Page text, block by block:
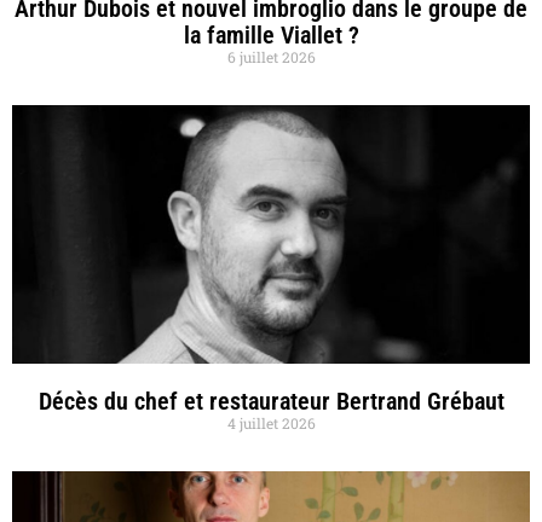
Arthur Dubois et nouvel imbroglio dans le groupe de
la famille Viallet ?
6 juillet 2026
Décès du chef et restaurateur Bertrand Grébaut
4 juillet 2026